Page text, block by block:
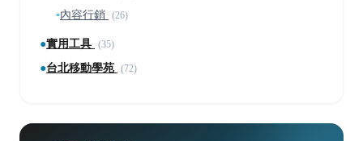
▪內容行銷 (26)
●實用工具 (35)
●台北移動學苑 (72)